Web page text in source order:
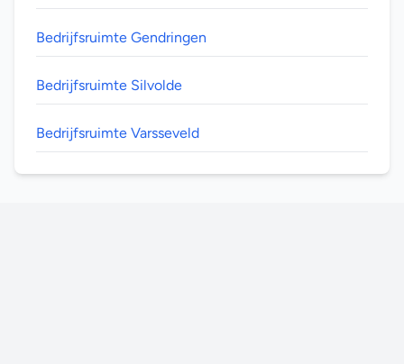
Bedrijfsruimte Gendringen
Bedrijfsruimte Silvolde
Bedrijfsruimte Varsseveld